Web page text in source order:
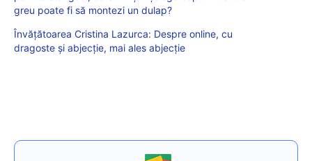
greu poate fi să montezi un dulap?
Învățătoarea Cristina Lazurca: Despre online, cu
dragoste şi abjecţie, mai ales abjecţie